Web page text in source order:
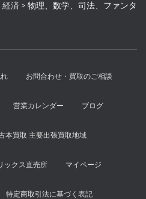
経済 > 物理、数学、司法、ファンタ
お問合わせ・買取のご相談
営業カレンダー ブログ
本買取 主要出張買取地域
ックス直売所 マイページ
特定商取引法に基づく表記